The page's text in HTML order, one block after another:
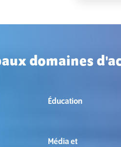
domaines
Éducation
Média et